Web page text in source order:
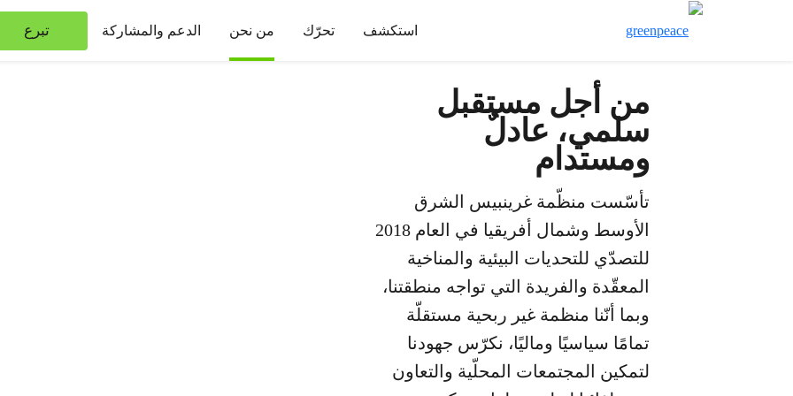
استكشف تحرّك من نحن الدعم والمشاركة تبرع
من أجل مستقبل
سلمي، عادلٌ
ومستدام
تأسّست منظّمة غرينبيس الشرق
الأوسط وشمال أفريقيا في العام 2018
للتصدّي للتحديات البيئية والمناخية
المعقّدة والفريدة التي تواجه منطقتنا،
وبما أنّنا منظمة غير ربحية مستقلّة
تمامًا سياسيًا وماليًا، نكرّس جهودنا
لتمكين المجتمعات المحلّية والتعاون